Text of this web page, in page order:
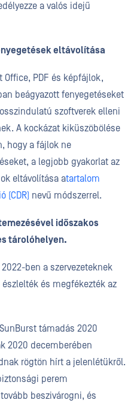
a valós idejű
eltávolítása
PDF és képfájlok,
beágyazott fenyegetéseket
szoftverek elleni
A kockázat kiküszöbölése
hogy a fájlok ne
a legjobb gyakorlat az
eltávolítása atartalom
(CDR) nevű módszerrel.
időszakos
tárolóhelyen.
ben a szervezeteknek
és megfékezték az
támadás 2020
2020 decemberében
rögtön hírt a jelenlétükről.
perem
beszivárogni, és